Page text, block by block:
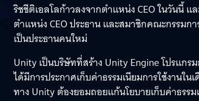
ริชชีติเอลโลก้าวลงจากตำแหน่ง CEO ในวันนี้ แ
ตำแหน่ง CEO ประธาน และสมาชิกคณะกรรมก
เป็นประธานคนใหม่
Unity เป็นบริษัทที่สร้าง Unity Engine โปรแก
ได้มีการประกาศเก็บค่าธรรมเนียมการใช้งาน
ทาง Unity ต้องยอมถอยแก้นโยบายเก็บค่าธรรม